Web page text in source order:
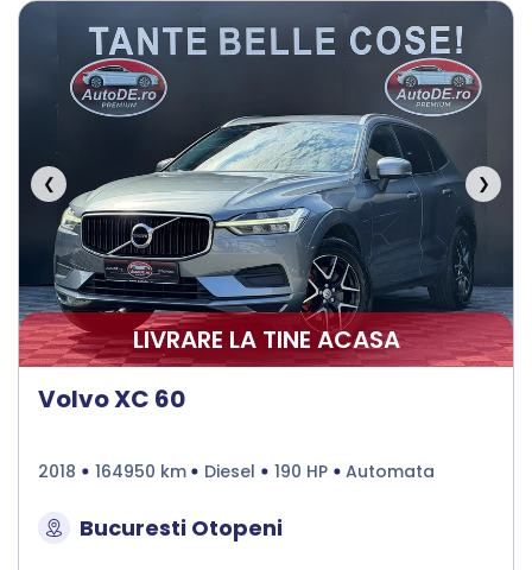
❮ ❯
LIVRARE LA TINE ACASA
Volvo XC 60
2018 164950 km Diesel 190 HP Automata
Bucuresti Otopeni